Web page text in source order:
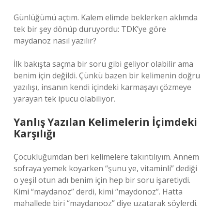
Günlüğümü açtım. Kalem elimde beklerken aklımda
tek bir şey dönüp duruyordu: TDK’ye göre
maydanoz nasıl yazılır?
İlk bakışta saçma bir soru gibi geliyor olabilir ama
benim için değildi. Çünkü bazen bir kelimenin doğru
yazılışı, insanın kendi içindeki karmaşayı çözmeye
yarayan tek ipucu olabiliyor.
Yanlış Yazılan Kelimelerin İçimdeki
Karşılığı
Çocukluğumdan beri kelimelere takıntılıyım. Annem
sofraya yemek koyarken “şunu ye, vitaminli” dediği
o yeşil otun adı benim için hep bir soru işaretiydi.
Kimi “maydanoz” derdi, kimi “maydonoz”. Hatta
mahallede biri “maydanooz” diye uzatarak söylerdi.